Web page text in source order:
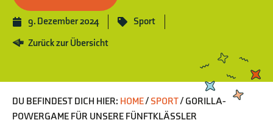
9. Dezember 2024
Sport
Zurück zur Übersicht
DU BEFINDEST DICH HIER: HOME/ SPORT/ GORILLA-
POWERGAME FÜR UNSERE FÜNFTKLÄSSLER